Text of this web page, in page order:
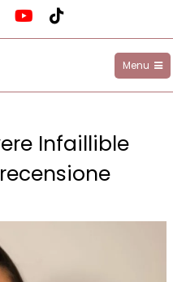
Menu
Infaillible